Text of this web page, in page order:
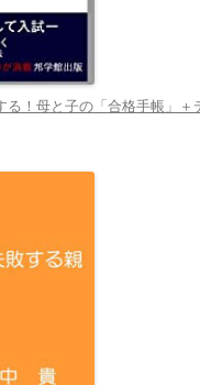
！母と子の「合格手帳」＋